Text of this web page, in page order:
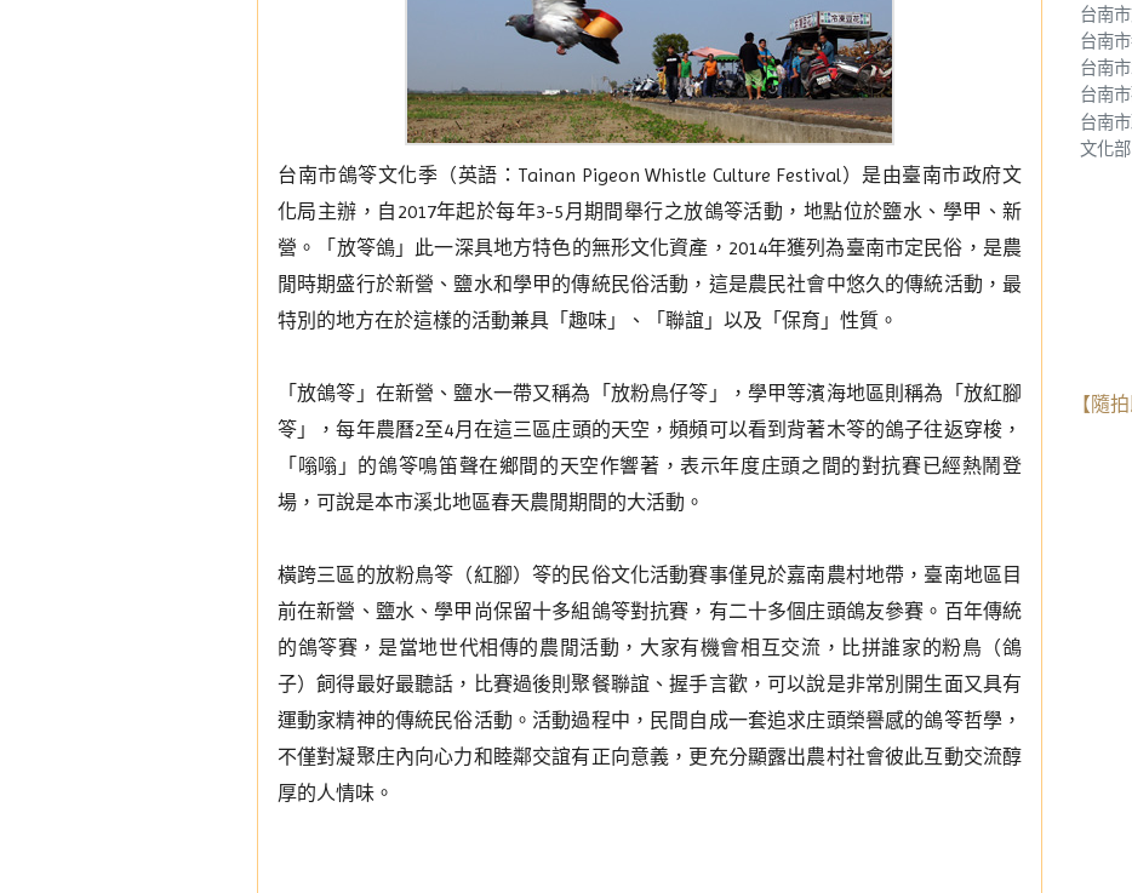
台南
台南
台南
台南
台南
文化部
【隨
台南市鴿笭文化季（英語：Tainan Pigeon Whistle Culture Festival）是由臺南市政府文
化局主辦，自2017年起於每年3-5月期間舉行之放鴿笭活動，地點位於鹽水 、 學甲 、新
營。「放笭鴿」此一深具地方特色的無形文化資產，2014年獲列為臺南市定民俗，是農
閒時期盛行於新營、鹽水和學甲的傳統民俗活動，這是農民社會中悠久的傳統活動，最
特別的地方在於這樣的活動兼具「趣味」、「聯誼」以及「保育」性質。
「放鴿笭」在新營、鹽水一帶又稱為「放粉鳥仔笭」，學甲等濱海地區則稱為「放紅腳
笭」，每年農曆2至4月在這三區庄頭的天空，頻頻可以看到背著木笭的鴿子往返穿梭，
「嗡嗡」的鴿笭鳴笛聲在鄉間的天空作響著，表示年度庄頭之間的對抗賽已經熱鬧登
場，可說是本市溪北地區春天農閒期間的大活動。
橫跨三區的放粉鳥笭（紅腳）笭的民俗文化活動賽事僅見於嘉南農村地帶，臺南地區目
前在新營、鹽水、學甲尚保留十多組鴿笭對抗賽，有二十多個庄頭鴿友參賽。百年傳統
的鴿笭賽，是當地世代相傳的農閒活動，大家有機會相互交流，比拼誰家的粉鳥（鴿
子）飼得最好最聽話，比賽過後則聚餐聯誼、握手言歡，可以說是非常別開生面又具有
運動家精神的傳統民俗活動。活動過程中，民間自成一套追求庄頭榮譽感的鴿笭哲學，
不僅對凝聚庄內向心力和睦鄰交誼有正向意義，更充分顯露出農村社會彼此互動交流醇
厚的人情味。